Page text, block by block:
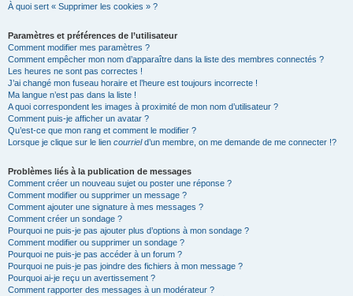
À quoi sert « Supprimer les cookies » ?
Paramètres et préférences de l’utilisateur
Comment modifier mes paramètres ?
Comment empêcher mon nom d’apparaître dans la liste des membres connectés ?
Les heures ne sont pas correctes !
J’ai changé mon fuseau horaire et l’heure est toujours incorrecte !
Ma langue n’est pas dans la liste !
A quoi correspondent les images à proximité de mon nom d’utilisateur ?
Comment puis-je afficher un avatar ?
Qu’est-ce que mon rang et comment le modifier ?
Lorsque je clique sur le lien courrield’un membre, on me demande de me connecter !?
Problèmes liés à la publication de messages
Comment créer un nouveau sujet ou poster une réponse ?
Comment modifier ou supprimer un message ?
Comment ajouter une signature à mes messages ?
Comment créer un sondage ?
Pourquoi ne puis-je pas ajouter plus d’options à mon sondage ?
Comment modifier ou supprimer un sondage ?
Pourquoi ne puis-je pas accéder à un forum ?
Pourquoi ne puis-je pas joindre des fichiers à mon message ?
Pourquoi ai-je reçu un avertissement ?
Comment rapporter des messages à un modérateur ?